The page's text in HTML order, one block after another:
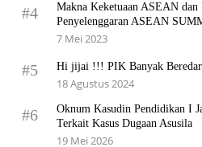
#4
Makna Keketuaan ASEAN
Penyelenggaran ASEAN
7 Mei 2023
#5 Hi jijai !!! PIK Banyak Beredar
18 Agustus 2024
#6
Oknum Kasudin Pendidikan I
Terkait Kasus Dugaan Asusila
19 Mei 2026